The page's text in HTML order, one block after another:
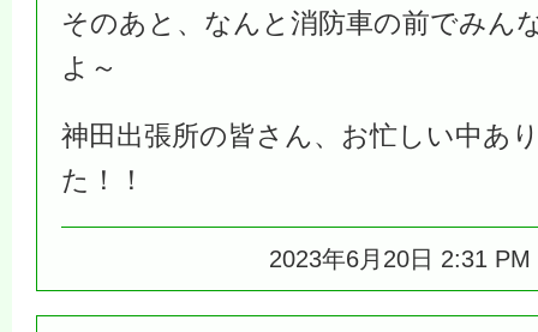
そのあと、なんと消防車の前でみん
よ～
神田出張所の皆さん、お忙しい中あ
た！！
2023年6月20日 2:31